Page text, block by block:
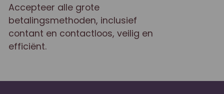
Accepteer alle grote
betalingsmethoden, inclusief
contant en contactloos, veilig en
efficiënt.